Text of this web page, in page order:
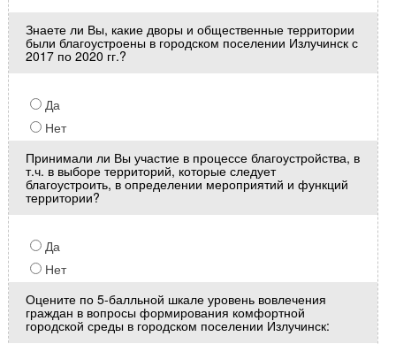
Знаете ли Вы, какие дворы и общественные территории
были благоустроены в городском поселении Излучинск с
2017 по 2020 гг.?
Да
Нет
Принимали ли Вы участие в процессе благоустройства, в
т.ч. в выборе территорий, которые следует
благоустроить, в определении мероприятий и функций
территории?
Да
Нет
Оцените по 5-балльной шкале уровень вовлечения
граждан в вопросы формирования комфортной
городской среды в городском поселении Излучинск: